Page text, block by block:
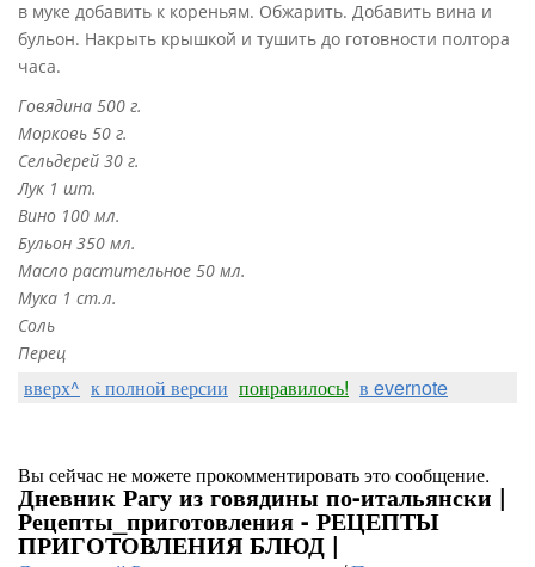
в муке добавить к кореньям. Обжарить. Добавить вина и
бульон. Накрыть крышкой и тушить до готовности полтора
часа.
Говядина 500 г.
Морковь 50 г.
Сельдерей 30 г.
Лук 1 шт.
Вино 100 мл.
Бульон 350 мл.
Масло растительное 50 мл.
Мука 1 ст.л.
Соль
Перец
вверх^ к полной версии понравилось! в evernote
Вы сейчас не можете прокомментировать это сообщение.
Дневник Рагу из говядины по-итальянски |
Рецепты_приготовления - РЕЦЕПТЫ
ПРИГОТОВЛЕНИЯ БЛЮД |